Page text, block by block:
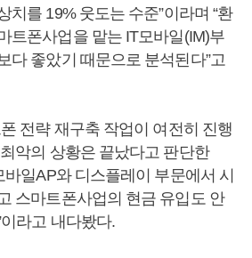
치를 19% 웃도는 수준”이라며 “환
트폰사업을 맡는 IT모바일(IM)부
다 좋았기 때문으로 분석된다”고
전략 재구축 작업이 여전히 진행
악의 상황은 끝났다고 판단한
바일AP와 디스플레이 부문에서 시
스마트폰사업의 현금 유입도 안
라고 내다봤다.